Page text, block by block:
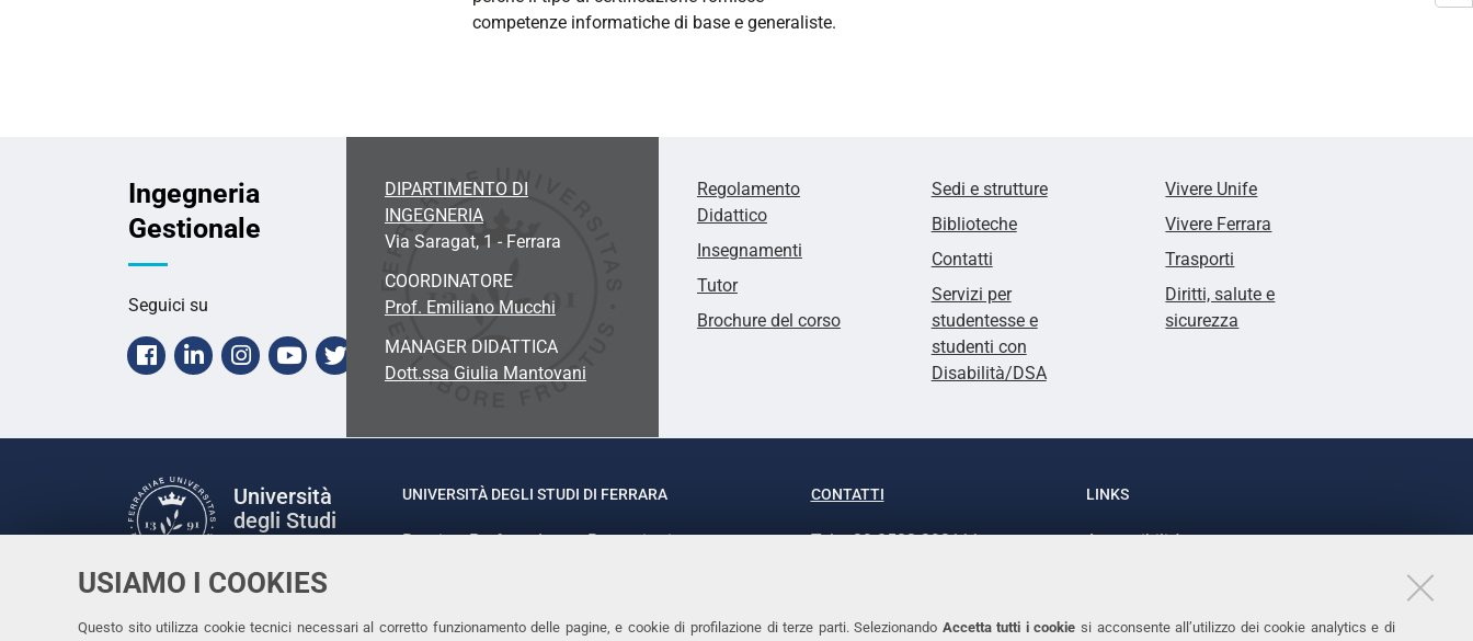
USIAMO I COOKIES
Questo sito utilizza cookie tecnici necessari al corretto funzionamento delle pagine, e cookie di profilazione di terze parti. Selezionando Accetta tutti i cookie si acconsente all’utilizzo dei cookie analytics e di
competenze informatiche di base e generaliste.
Ingegneria
Gestionale
Seguici su
Facebook
LinkedinInstagram
Youtube
X
DIPARTIMENTO DI
INGEGNERIA
Via Saragat, 1 - Ferrara
COORDINATORE
Prof. Emiliano Mucchi
MANAGER DIDATTICA
Dott.ssa Giulia Mantovani
Regolamento
Didattico
Insegnamenti
Tutor
Brochure del corso
Sedi e strutture
Biblioteche
Contatti
Servizi per
studentesse e
studenti con
Disabilità/DSA
Vivere Unife
Vivere Ferrara
Trasporti
Diritti, salute e
sicurezza
Università
degli Studi
UNIVERSITÀ DEGLI STUDI DI FERRARA
Rettrice: Prof.ssa Laura Ramaciotti
CONTATTI
Tel. +39 0532 293111
LINKS
Accessibilità